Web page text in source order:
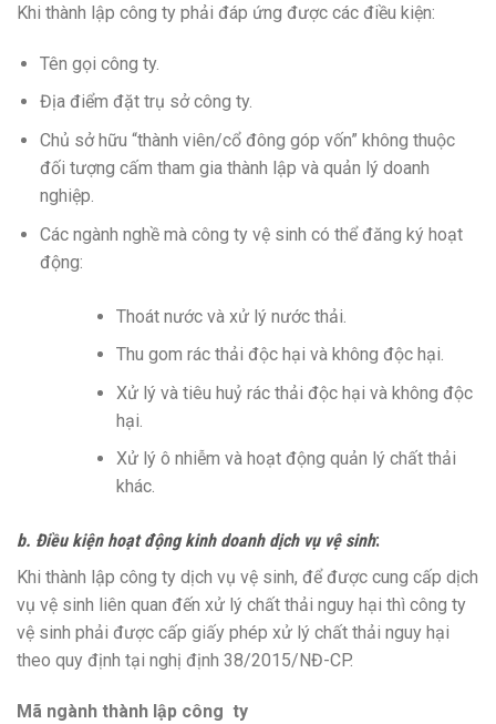
Khi thành lập công ty phải đáp ứng được các điều kiện:
Tên gọi công ty.
Địa điểm đặt trụ sở công ty.
Chủ sở hữu “thành viên/cổ đông góp vốn” không thuộc
đối tượng cấm tham gia thành lập và quản lý doanh
nghiệp.
Các ngành nghề mà công ty vệ sinh có thể đăng ký hoạt
động:
Thoát nước và xử lý nước thải.
Thu gom rác thải độc hại và không độc hại.
Xử lý và tiêu huỷ rác thải độc hại và không độc
hại.
Xử lý ô nhiễm và hoạt động quản lý chất thải
khác.
b. Điều kiện hoạt động kinh doanh dịch vụ vệ sinh:
Khi thành lập công ty dịch vụ vệ sinh, để được cung cấp dịch
vụ vệ sinh liên quan đến xử lý chất thải nguy hại thì công ty
vệ sinh phải được cấp giấy phép xử lý chất thải nguy hại
theo quy định tại nghị định 38/2015/NĐ-CP.
Mã ngành thành lập công ty